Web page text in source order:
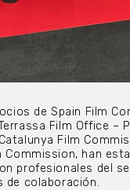
de Spain Film
Film Office –
Film
Commission, han
profesionales del
de colaboración.